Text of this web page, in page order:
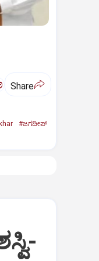
Share
#ಜಗದೀಪ್‌